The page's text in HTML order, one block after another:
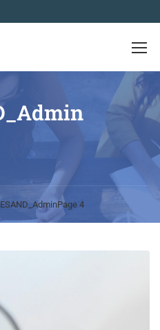
Page 4